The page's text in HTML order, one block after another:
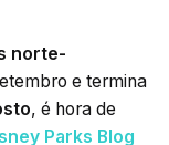
norte-
e termina
, é hora de
Parks Blog